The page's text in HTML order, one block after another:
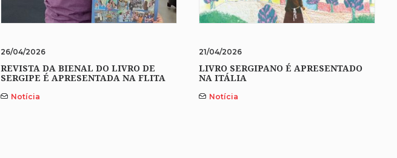
26/04/2026
REVISTA DA BIENAL DO LIVRO DE
SERGIPE É APRESENTADA NA FLITA
Notícia
21/04/2026
LIVRO SERGIPANO É APRESENTADO
NA ITÁLIA
Notícia